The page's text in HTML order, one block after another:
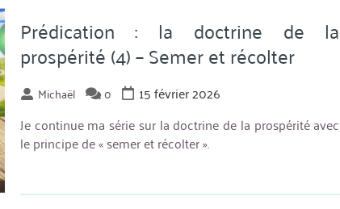
doctrine
de
la
(5)
Que
dit
Bible
Prédication : la doctrine de la
prospérité (4) – Semer et récolter
Michaël 0
15 février 2026
Je continue ma série sur la doctrine de la prospérité avec
le principe de « semer et récolter ».